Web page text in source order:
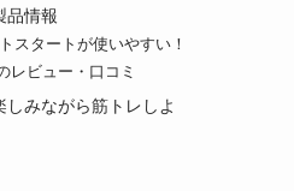
品情報
スタートが使いやすい！
レビュー・口コミ
しみながら筋トレしよ